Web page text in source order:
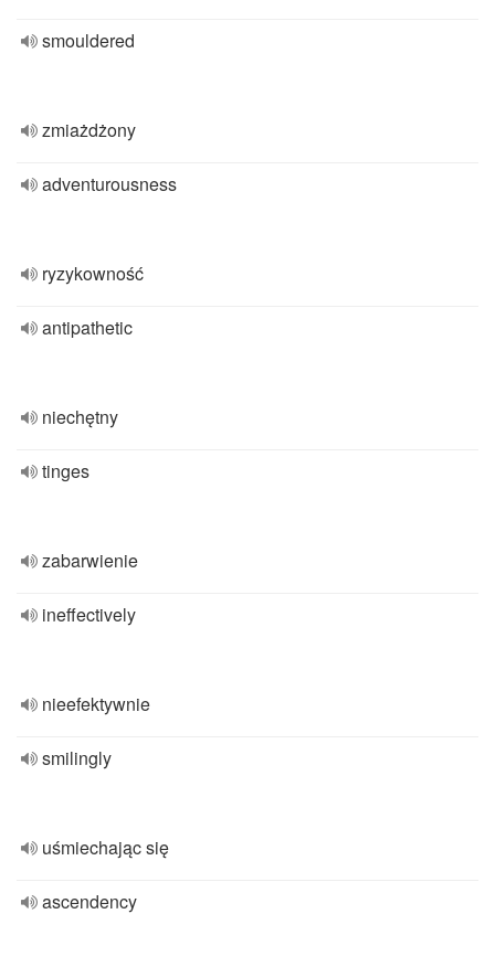
smouldered
zmiażdżony
adventurousness
ryzykowność
antipathetic
niechętny
tinges
zabarwienie
ineffectively
nieefektywnie
smilingly
uśmiechając się
ascendency